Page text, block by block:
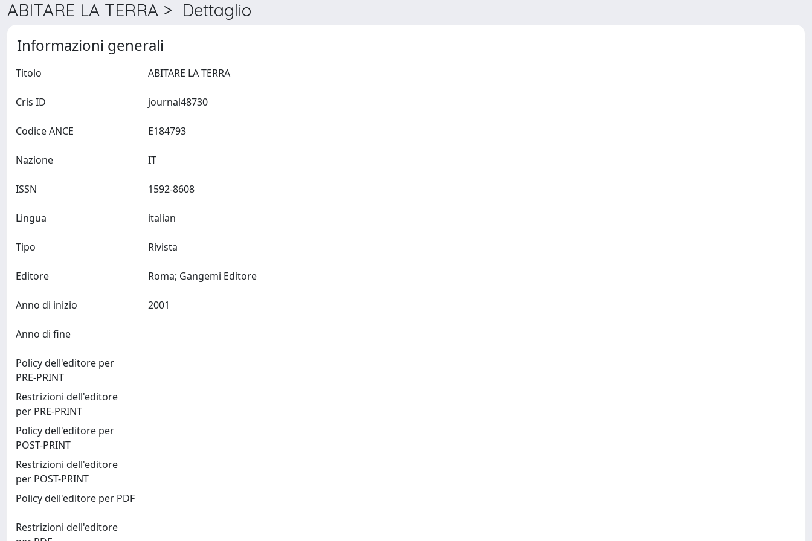
ABITARE LA TERRA > Dettaglio
Informazioni generali
Titolo
Cris ID
Codice ANCE
Nazione
ISSN
Lingua
Tipo Rivista
Editore
Anno di inizio
Anno di fine
Policy dell'editore per
PRE-PRINT
Restrizioni dell'editore
per PRE-PRINT
Policy dell'editore per
POST-PRINT
Restrizioni dell'editore
per POST-PRINT
Policy dell'editore per PDF
Restrizioni dell'editore